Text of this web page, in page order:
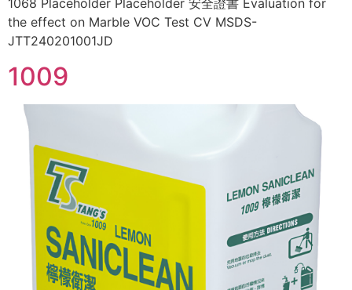
1068 Placeholder Placeholder 安全證書 Evaluation for
the effect on Marble VOC Test CV MSDS-
JTT240201001JD
1009